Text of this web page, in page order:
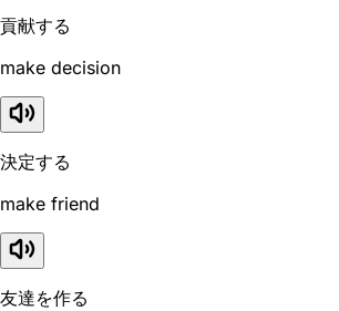
貢献する
make decision
決定する
make friend
友達を作る